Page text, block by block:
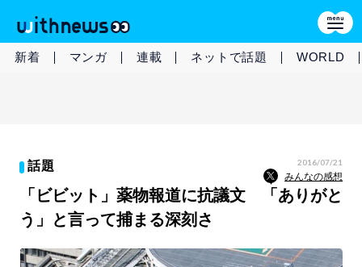
新着 マンガ 連載 ネットで話題 WORLD
話題 2016/07/21
みんなの感想
「ビビット」薬物報道に抗議文 「ありがと
う」と言って捕まる深刻さ